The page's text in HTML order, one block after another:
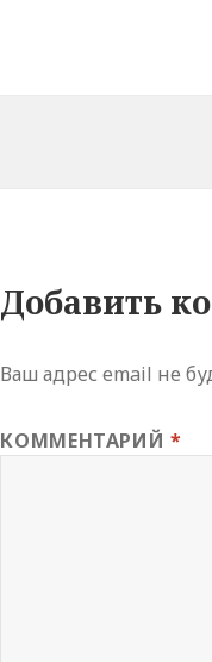
Добавить
Ваш адрес email не
КОММЕНТАРИЙ*